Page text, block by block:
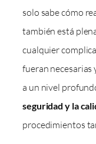
solo sabe cómo
también está
cualquier
fueran necesarias
a un nivel
seguridad y la
procedimientos